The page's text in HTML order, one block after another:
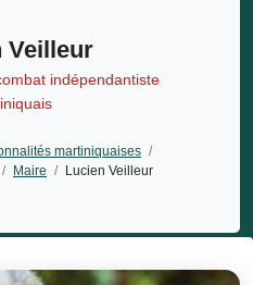
Veilleur
indépendantiste
martiniquaises /
/ Maire / Lucien Veilleur